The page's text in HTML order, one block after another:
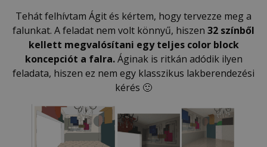
Tehát felhívtam Ágit és kértem, hogy tervezze meg a
falunkat. A feladat nem volt könnyű, hiszen 32 színből
kellett megvalósítani egy teljes color block
koncepciót a falra.Áginak is ritkán adódik ilyen
feladata, hiszen ez nem egy klasszikus lakberendezési
kérés 🙂